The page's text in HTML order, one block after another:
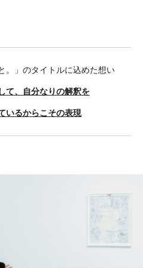
。」のタイトルに込めた想い
て、自分なりの解釈を
いるからこその表現